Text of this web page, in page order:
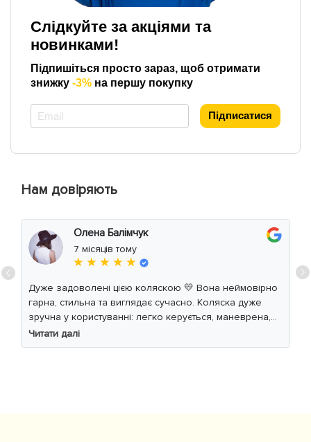
Слідкуйте за акціями та
новинками!
Підпишіться просто зараз, щоб отримати
знижку -3% на першу покупку
Підписатися
Нам довіряють
Олена Балімчук
7 місяців тому
★ ★ ★ ★ ★
Дуже задоволені цією коляскою 💛 Вона неймовірно
гарна, стильна та виглядає сучасно. Коляска дуже
зручна у користуванні: легко керується, маневрена,
м’який хід навіть по нерівній дорозі. Дитині
комфортно, просторе сидіння та великий капюшон
Читати далі